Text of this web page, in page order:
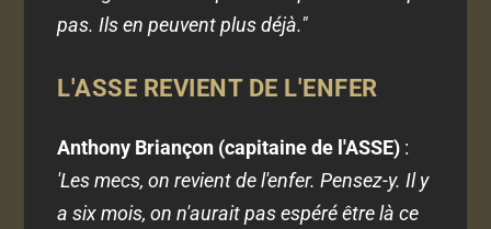
pas. Ils en peuvent plus déjà."
L'ASSE REVIENT DE L'ENFER
Anthony Briançon (capitaine de l'ASSE) :
'Les mecs, on revient de l'enfer. Pensez-y. Il y
a six mois, on n'aurait pas espéré être là ce